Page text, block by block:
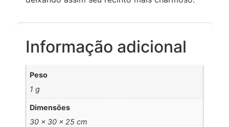
Informação adicional
Peso
1 g
Dimensões
30 × 30 × 25 cm